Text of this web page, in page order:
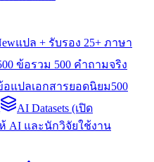
แปล + รับรอง 25+ ภาษา
ข้อรวม 500 คำถามจริง
อแปลเอกสารยอดนิยม500
AI Datasets (เปิด
ห้ AI และนักวิจัยใช้งาน